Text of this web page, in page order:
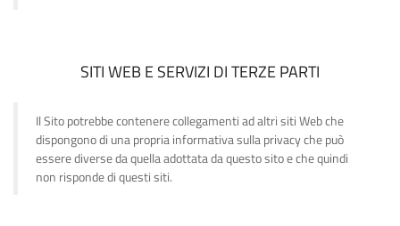
SITI WEB E SERVIZI DI TERZE PARTI
Il Sito potrebbe contenere collegamenti ad altri siti Web che
dispongono di una propria informativa sulla privacy che può
essere diverse da quella adottata da questo sito e che quindi
non risponde di questi siti.